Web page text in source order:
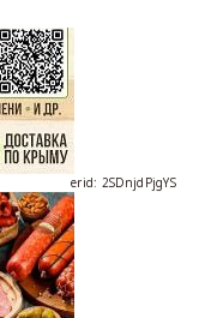
erid: 2SDnjdvhGXG